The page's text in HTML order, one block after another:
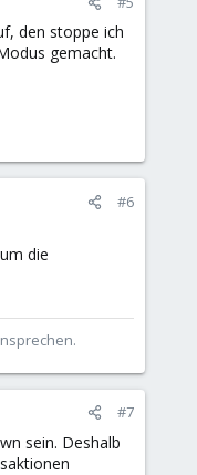
den stoppe ich
gemacht.
#6
die
#7
sein. Deshalb